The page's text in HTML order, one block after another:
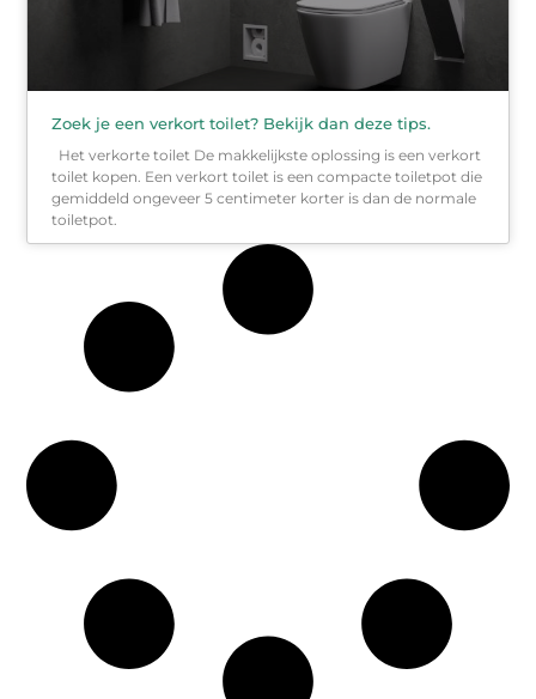
Zoek je een verkort toilet? Bekijk dan deze tips.
Het verkorte toilet De makkelijkste oplossing is een verkort
toilet kopen. Een verkort toilet is een compacte toiletpot die
gemiddeld ongeveer 5 centimeter korter is dan de normale
toiletpot.